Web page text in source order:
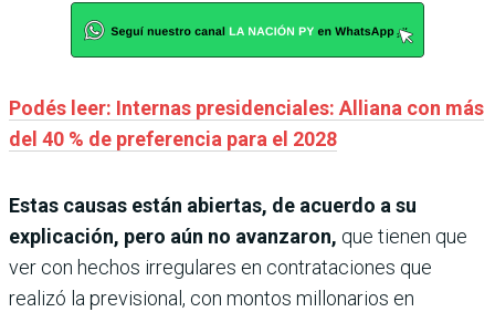
Podés leer: Internas presidenciales: Alliana con más
del 40 % de preferencia para el 2028
Estas causas están abiertas, de acuerdo a su
explicación, pero aún no avanzaron, que tienen que
ver con hechos irregulares en contrataciones que
realizó la previsional, con montos millonarios en